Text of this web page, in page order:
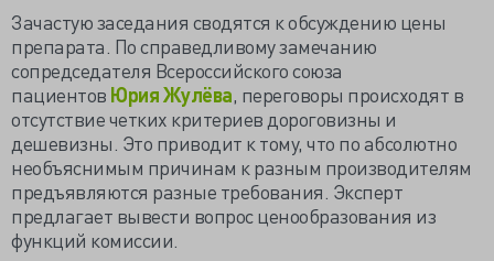
Зачастую заседания сводятся к обсуждению цены
препарата. По справедливому замечанию
сопредседателя Всероссийского союза
пациентов Юрия Жулёва, переговоры происходят в
отсутствие четких критериев дороговизны и
дешевизны. Это приводит к тому, что по абсолютно
необъяснимым причинам к разным производителям
предъявляются разные требования. Эксперт
предлагает вывести вопрос ценообразования из
функций комиссии.